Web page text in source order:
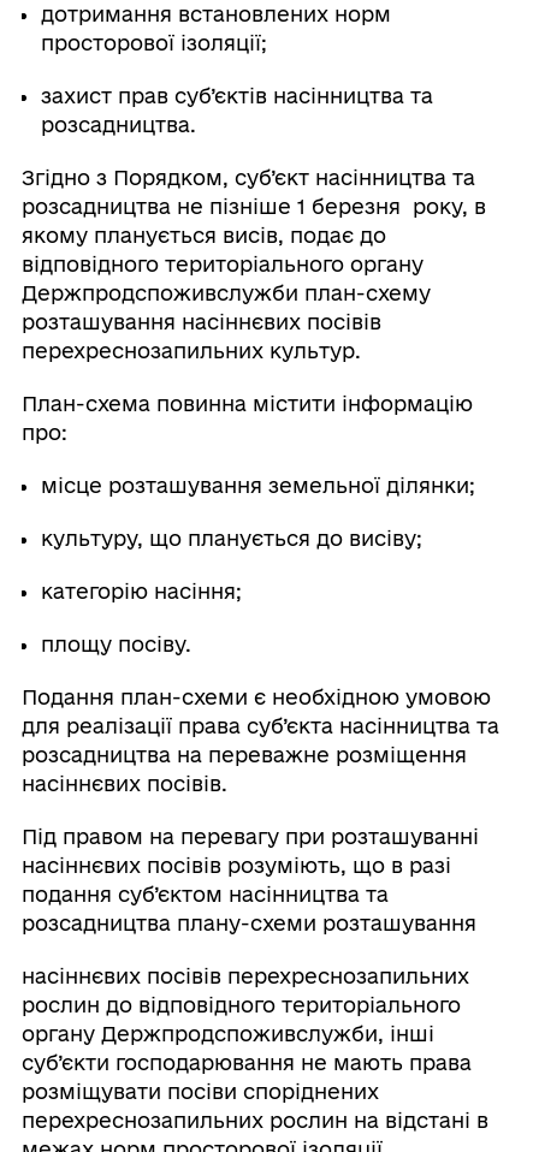
дотримання встановлених норм
просторової ізоляції;
захист прав суб’єктів насінництва та
розсадництва.
Згідно з Порядком, суб’єкт насінництва та
розсадництва не пізніше 1 березня року, в
якому планується висів, подає до
відповідного територіального органу
Держпродспоживслужби план-схему
розташування насіннєвих посівів
перехреснозапильних культур.
План-схема повинна містити інформацію
про:
місце розташування земельної ділянки;
культуру, що планується до висіву;
категорію насіння;
площу посіву.
Подання план-схеми є необхідною умовою
для реалізації права суб’єкта насінництва та
розсадництва на переважне розміщення
насіннєвих посівів.
Під правом на перевагу при розташуванні
насіннєвих посівів розуміють, що в разі
подання суб’єктом насінництва та
розсадництва плану-схеми розташування
насіннєвих посівів перехреснозапильних
рослин до відповідного територіального
органу Держпродспоживслужби, інші
суб’єкти господарювання не мають права
розміщувати посіви споріднених
перехреснозапильних рослин на відстані в